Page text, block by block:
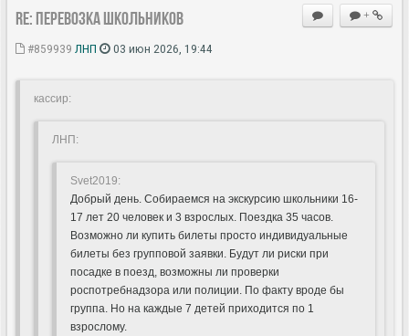
+
Re: Перевозка школьников
#859939 ЛНП 03 июн 2026, 19:44
кассир:
ЛНП:
Svet2019:
Добрый день. Собираемся на экскурсию школьники 16-
17 лет 20 человек и 3 взрослых. Поездка 35 часов.
Возможно ли купить билеты просто индивидуальные
билеты без групповой заявки. Будут ли риски при
посадке в поезд, возможны ли проверки
роспотребнадзора или полиции. По факту вроде бы
группа. Но на каждые 7 детей приходится по 1
взрослому.